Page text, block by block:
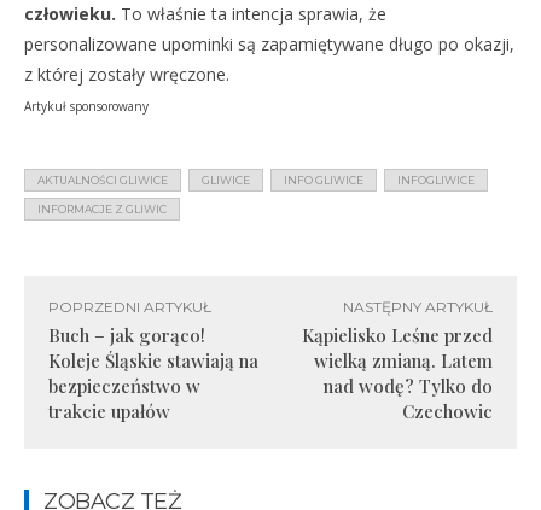
człowieku. To właśnie ta intencja sprawia, że
personalizowane upominki są zapamiętywane długo po okazji,
z której zostały wręczone.
Artykuł sponsorowany
AKTUALNOŚCI GLIWICE GLIWICE INFO GLIWICE INFOGLIWICE
INFORMACJE Z GLIWIC
POPRZEDNI ARTYKUŁ
Buch – jak gorąco!
Koleje Śląskie stawiają na
bezpieczeństwo w
trakcie upałów
NASTĘPNY ARTYKUŁ
Kąpielisko Leśne przed
wielką zmianą. Latem
nad wodę? Tylko do
Czechowic
ZOBACZ TEŻ